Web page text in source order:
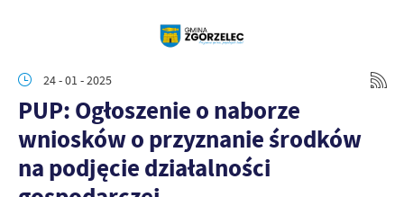
24 - 01 - 2025
PUP: Ogłoszenie o naborze
wniosków o przyznanie środków
na podjęcie działalności